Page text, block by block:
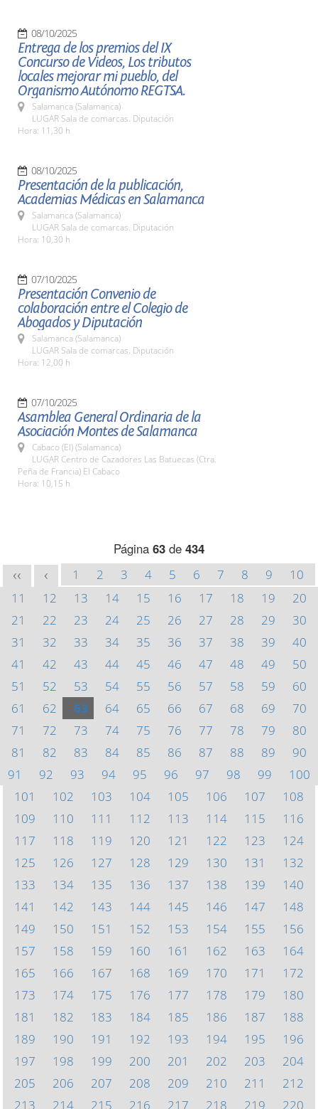
08/10/2025
Entrega de los premios del IX
Concurso de Videos, Los tributos
locales mejorar mi pueblo, del
Organismo Autónomo REGTSA.
Salamanca (Salamanca)
LUGAR Sala de comarcas. Diputación
Hora: 11,30 h
08/10/2025
Presentación de la publicación,
Academias Médicas en Salamanca
Salamanca (Salamanca)
LUGAR Sala de comarcas. Diputación
Hora: 10,30 h
07/10/2025
Presentación Convenio de
colaboración entre el Colegio de
Abogados y Diputación
Salamanca (Salamanca)
LUGAR Sala de comarcas. Diputación
Hora: 12,00 h
07/10/2025
Asamblea General Ordinaria de la
Asociación Montes de Salamanca
Cabaco (El) (Salamanca)
LUGAR Centro de Cazadores Las Batuecas (Ctra.
Peña de Francia) El Cabaco
Hora: 10,15 h
Página 63 de 434
<< < 1 2 3 4 5 6 7 8 9
10
11
12 13 14 15 16 17 18 19
20
21
22 23 24 25 26 27 28 29
30
31
32 33 34 35 36 37 38 39
40
41
42 43 44 45 46 47 48 49
50
51
52 53 54 55 56 57 58 59
60
61
62 63 64 65 66 67 68 69
70
71
72 73 74 75 76 77 78 79
80
81
82 83 84 85 86 87 88 89
90
91
92 93 94 95 96 97 98 99
100
101
102 103 104 105 106 107
108
109
110 111 112 113 114 115
116
117
118 119 120 121 122 123
124
125
126 127 128 129 130 131
132
133
134 135 136 137 138 139
140
141
142 143 144 145 146 147
148
149
150 151 152 153 154 155
156
157
158 159 160 161 162 163
164
165
166 167 168 169 170 171
172
173
174 175 176 177 178 179
180
181
182 183 184 185 186 187
188
189
190 191 192 193 194 195
196
197
198 199 200 201 202 203
204
205
206 207 208 209 210 211
212
213
214 215 216 217 218 219 220